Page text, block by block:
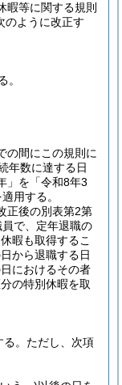
暇等に関する規則
のように改正す
。
の間にこの規則に
年数に達する日
」を「令和8年3
用する。
正後の別表第2第
で、定年退職の
暇も取得するこ
から退職する日
におけるその者
の特別休暇を取
。 ただし、次項